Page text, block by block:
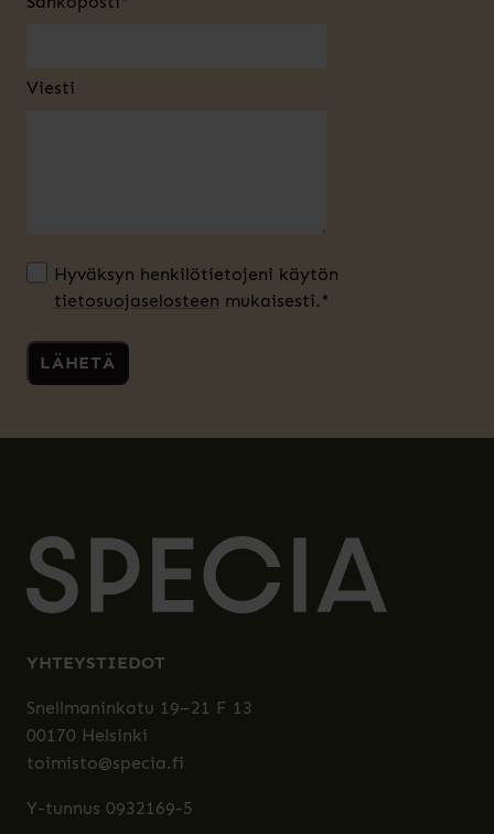
Viesti
Hyväksyn henkilötietojeni käytön
tietosuojaselosteen mukaisesti.*
YHTEYSTIEDOT
Snellmaninkatu 19–21 F 13
00170 Helsinki
toimisto@specia.fi
Y-tunnus 0932169-5